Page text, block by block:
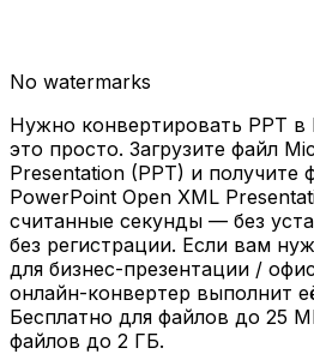
No watermarks
Нужно конвертировать PPT в
это просто. Загрузите файл
Presentation (PPT) и получите
PowerPoint Open XML
считанные секунды — без
без регистрации. Если вам
для бизнес-презентации /
онлайн-конвертер выполнит
Бесплатно для файлов до 25
файлов до 2 ГБ.